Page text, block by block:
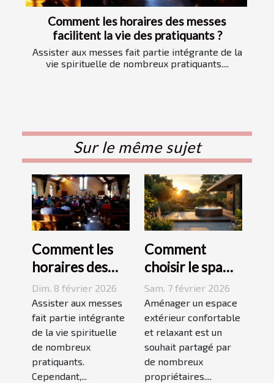
Comment les horaires des messes
facilitent la vie des pratiquants ?
Assister aux messes fait partie intégrante de la
vie spirituelle de nombreux pratiquants....
Sur le même sujet
Comment les
horaires des
messes
facilitent la vie
des pratiquants
?
Dim. 8 février 2026
Assister aux messes
fait partie intégrante
de la vie spirituelle
de nombreux
pratiquants.
Cependant,...
Comment
choisir le spa
idéal pour
votre espace
extérieur ?
Sam. 7 février 2026
Aménager un espace
extérieur confortable
et relaxant est un
souhait partagé par
de nombreux
propriétaires....